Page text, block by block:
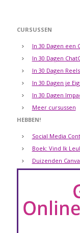
CURSUSSEN
In 30 Dagen een
In 30 Dagen
In 30 Dagen
In 30 Dagen je
In 30 Dagen
Meer cursussen
HEBBEN!
Social Media
Boek: Vind Ik
Duizenden